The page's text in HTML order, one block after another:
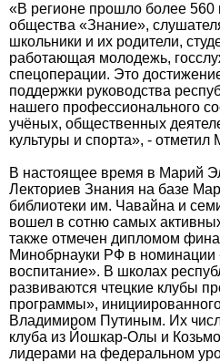
«В регионе прошло более 560
общества «Знание»,
школьники и их родители,
работающая молодежь,
спецоперации. Это
поддержки руководства
нашего профессионального
учёных, общественных
культуры и спорта», -
В настоящее время в Марий
Лекториев Знания на базе
библиотеки им. Чавайна и
вошел в сотню самых
также отмечен дипломом
Минобрнауки РФ в номинации
воспитание». В школах
развиваются чтецкие клубы
программы»,
Владимиром Путиным. Их
клуба из Йошкар-Олы и
лидерами на федеральном